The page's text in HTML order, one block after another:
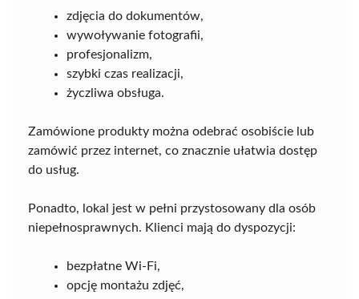
zdjęcia do dokumentów,
wywoływanie fotografii,
profesjonalizm,
szybki czas realizacji,
życzliwa obsługa.
Zamówione produkty można odebrać osobiście lub
zamówić przez internet, co znacznie ułatwia dostęp
do usług.
Ponadto, lokal jest w pełni przystosowany dla osób
niepełnosprawnych. Klienci mają do dyspozycji:
bezpłatne Wi-Fi,
opcję montażu zdjęć,